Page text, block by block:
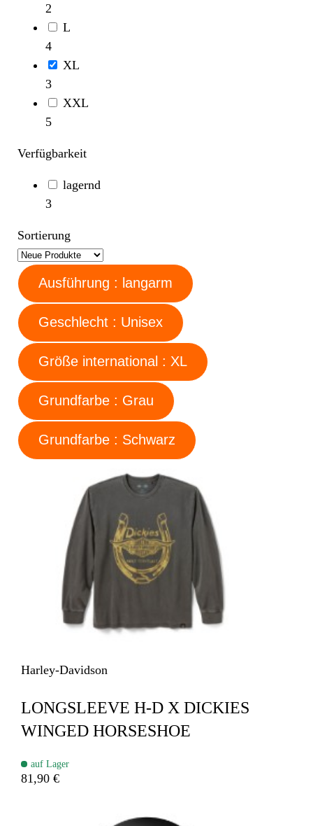
2
L
4
XL
3
XXL
5
Verfügbarkeit
lagernd
3
Sortierung
Ausführung : langarm
Geschlecht : Unisex
Größe international : XL
Grundfarbe : Grau
Grundfarbe : Schwarz
Harley-Davidson
LONGSLEEVE H-D X DICKIES
WINGED HORSESHOE
auf Lager
81,90 €